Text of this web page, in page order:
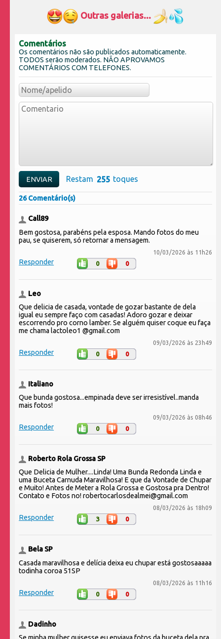
Outras galerias...
Comentários
Os comentários não são publicados automaticamente.
TODOS serão moderados. NÃO APROVAMOS
COMENTÁRIOS COM TELEFONES.
Restam toques
26 Comentário(s)
Call89
Bem gostosa, parabéns pela esposa. Mando fotos do meu
pau, se quiserem, só retornar a mensagem.
10/03/2026 às 11h26
Responder 0 0
Leo
Que delicia de casada, vontade de gozar bastante de dela
igual eu sempre faço com casadas! Adoro gozar e deixar
escorrendo pro corno lamber. Se alguém quiser coque eu faça
me chama lactoleo1 @gmail.com
09/03/2026 às 23h49
Responder 0 0
Italiano
Que bunda gostosa...empinada deve ser irresistível..manda
mais fotos!
09/03/2026 às 08h46
Responder 0 0
Roberto Rola Grossa SP
Que Delicia de Mulher....Linda! Uma Bunda Redonda Linda e
uma Buceta Carnuda Maravilhosa! E que da Vontade de Chupar
e Muito! Antes de Meter a Rola Grossa e Gostosa pra Dentro!
Contato e Fotos no! robertocarlosdealmei@gmail.com
08/03/2026 às 18h09
Responder 3 0
Bela SP
Casada maravilhosa e delícia deixa eu chupar está gostosaaaaa
todinha coroa 51SP
08/03/2026 às 11h16
Responder 0 0
Dadinho